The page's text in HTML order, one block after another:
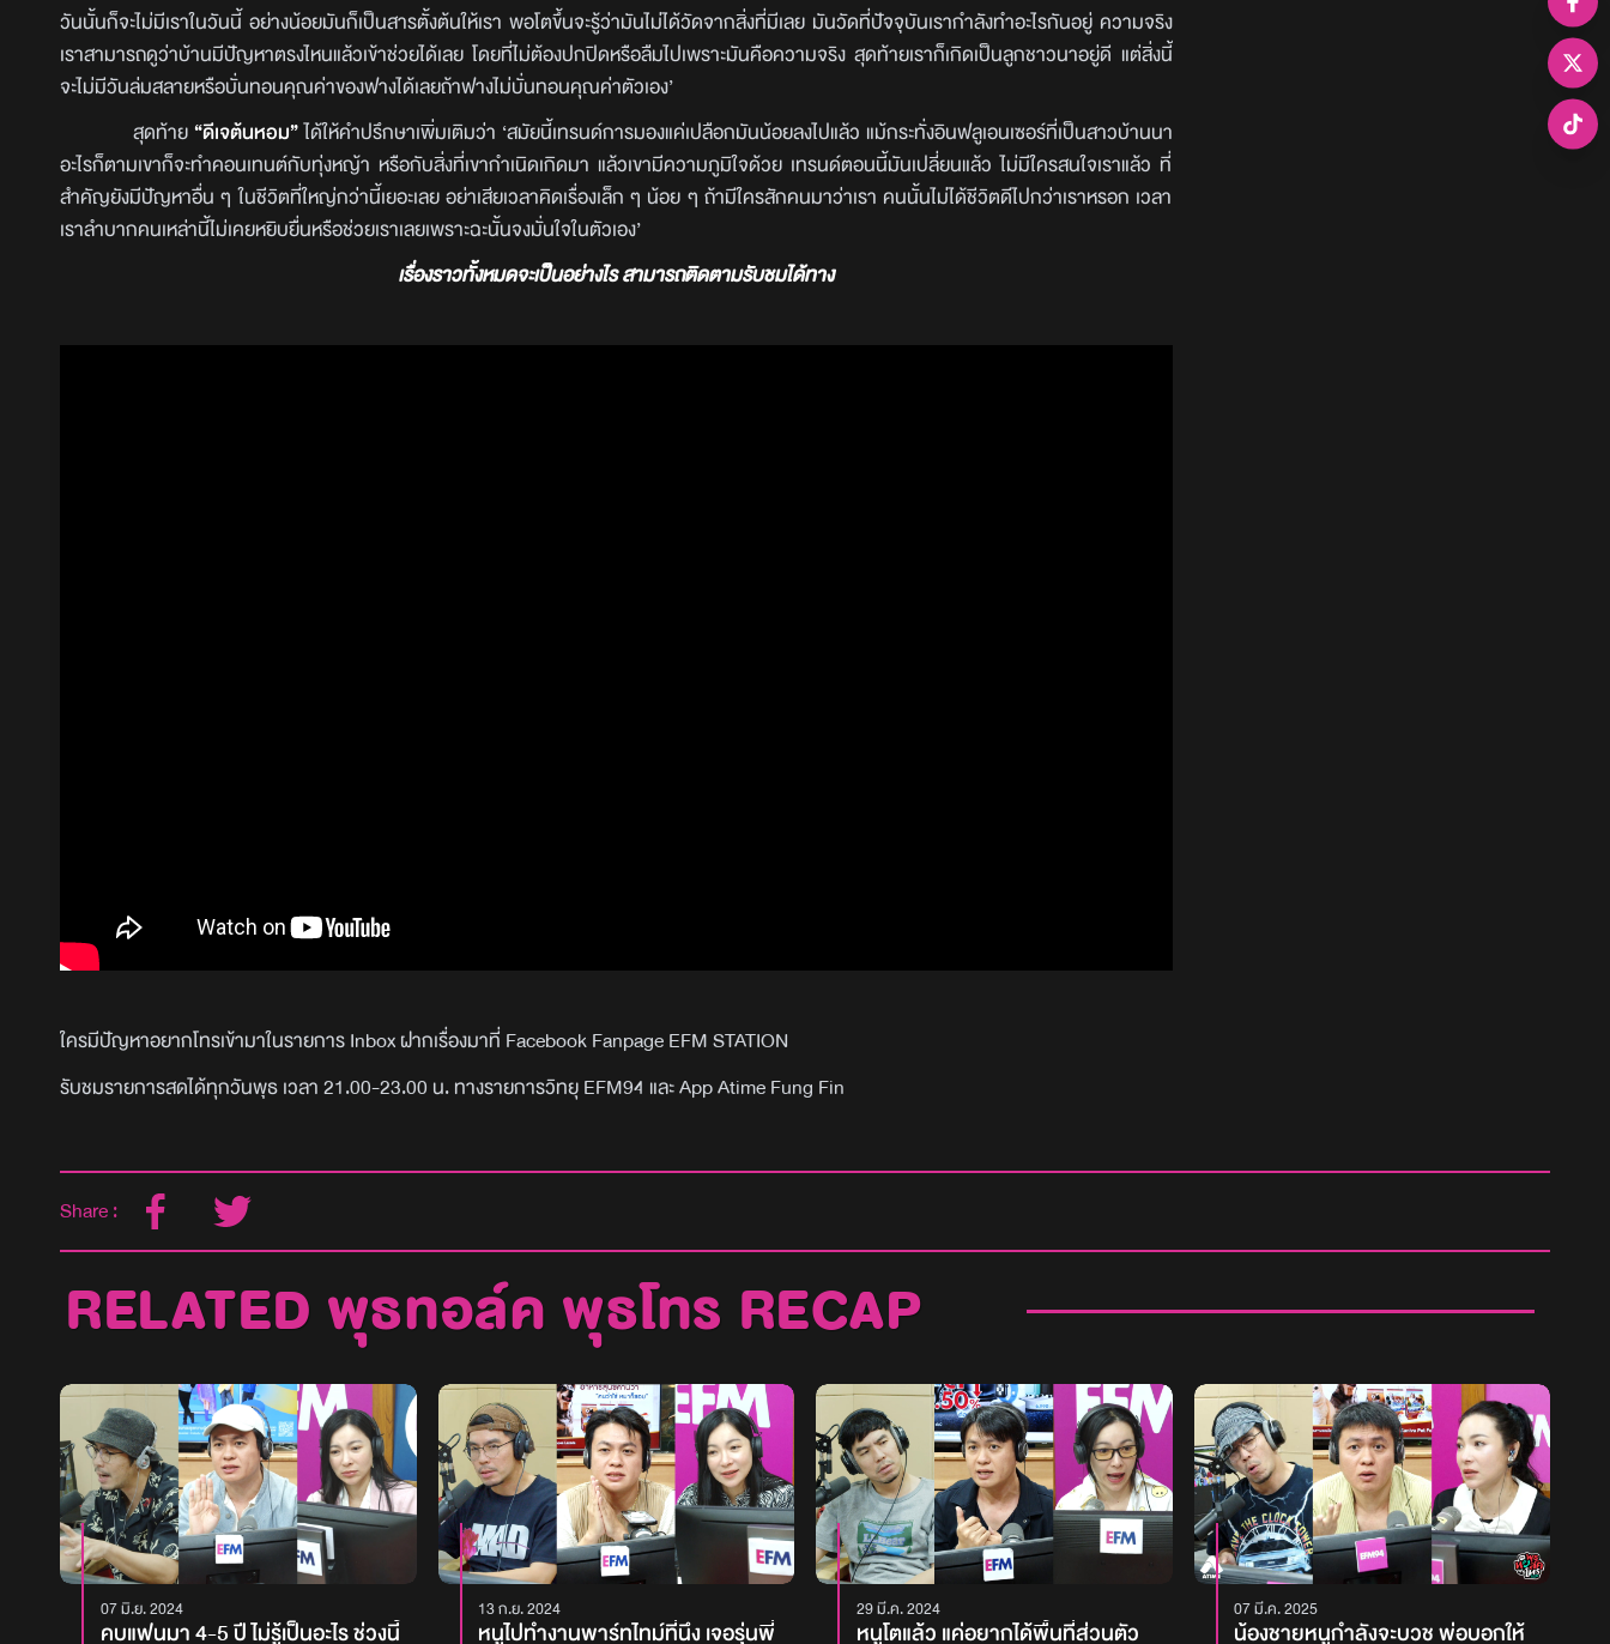
วันนั้นก็จะไม่มีเราในวันนี้ อย่างน้อยมันก็เป็นสารตั้งต้นให้เรา พอโตขึ้นจะรู้ว่ามันไม่ได้วัดจากสิ่งที่มีเลย มันวัดที่ปัจจุบันเรากำลังทำอะไรกันอยู่ ความจริง
เราสามารถดูว่าบ้านมีปัญหาตรงไหนแล้วเข้าช่วยได้เลย โดยที่ไม่ต้องปกปิดหรือลืมไปเพราะมันคือความจริง สุดท้ายเราก็เกิดเป็นลูกชาวนาอยู่ดี แต่สิ่งนี้
จะไม่มีวันล่มสลายหรือบั่นทอนคุณค่าของฟางได้เลยถ้าฟางไม่บั่นทอนคุณค่าตัวเอง’
สุดท้าย“ดีเจต้นหอม”ได้ให้คำปรึกษาเพิ่มเติมว่า ‘สมัยนี้เทรนด์การมองแค่เปลือกมันน้อยลงไปแล้ว แม้กระทั่งอินฟลูเอนเซอร์ที่เป็นสาวบ้านนา
อะไรก็ตามเขาก็จะทำคอนเทนต์กับทุ่งหญ้า หรือกับสิ่งที่เขากำเนิดเกิดมา แล้วเขามีความภูมิใจด้วย เทรนด์ตอนนี้มันเปลี่ยนแล้ว ไม่มีใครสนใจเราแล้ว ที่
สำคัญยังมีปัญหาอื่น ๆ ในชีวิตที่ใหญ่กว่านี้เยอะเลย อย่าเสียเวลาคิดเรื่องเล็ก ๆ น้อย ๆ ถ้ามีใครสักคนมาว่าเรา คนนั้นไม่ได้ชีวิตดีไปกว่าเราหรอก เวลา
เราลำบากคนเหล่านี้ไม่เคยหยิบยื่นหรือช่วยเราเลยเพราะฉะนั้นจงมั่นใจในตัวเอง’
เรื่องราวทั้งหมดจะเป็นอย่างไร สามารถติดตามรับชมได้ทาง
ใครมีปัญหาอยากโทรเข้ามาในรายการ Inbox ฝากเรื่องมาที่ Facebook Fanpage EFM STATION
รับชมรายการสดได้ทุกวันพุธ เวลา 21.00-23.00 น. ทางรายการวิทยุ EFM94 และ App Atime Fung Fin
Share :
RELATED พุธทอล์ค พุธโทร RECAP
07 มิ.ย. 2024
คบแฟนมา 4-5 ปี ไม่รู้เป็นอะไร ช่วงนี้
13 ก.ย. 2024
หนูไปทำงานพาร์ทไทม์ที่นึง เจอรุ่นพี่
29 มี.ค. 2024
หนูโตแล้ว แค่อยากได้พื้นที่ส่วนตัว
07 มี.ค. 2025
น้องชายหนูกำลังจะบวช พ่อบอกให้